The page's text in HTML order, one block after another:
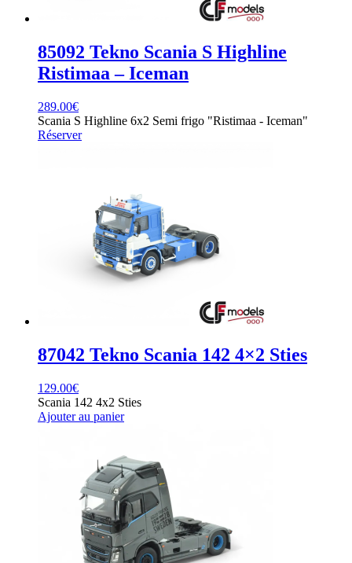
85092 Tekno Scania S Highline
Ristimaa – Iceman
289.00€
Scania S Highline 6x2 Semi frigo "Ristimaa - Iceman"
Réserver
87042 Tekno Scania 142 4×2 Sties
129.00€
Scania 142 4x2 Sties
Ajouter au panier